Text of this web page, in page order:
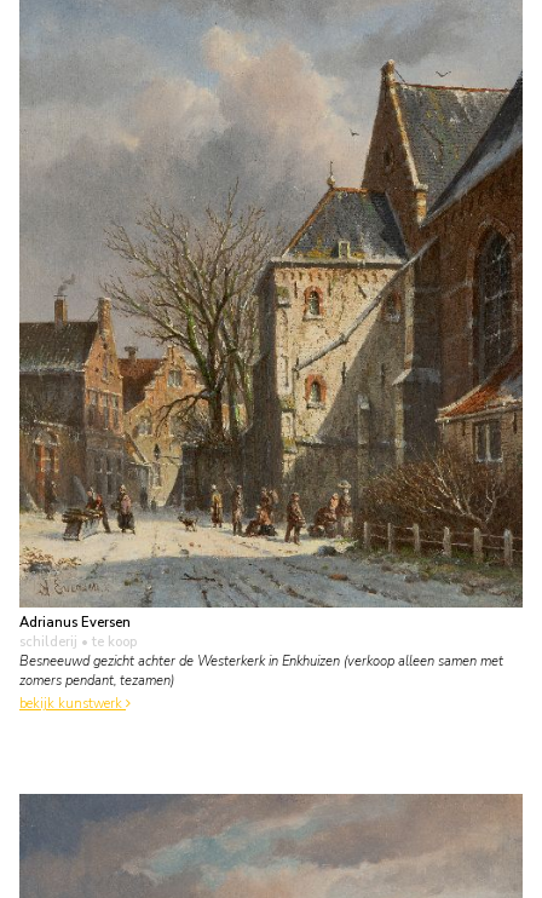
Adrianus Eversen
schilderij • te koop
Besneeuwd gezicht achter de Westerkerk in Enkhuizen (verkoop alleen samen met
zomers pendant, tezamen)
bekijk kunstwerk